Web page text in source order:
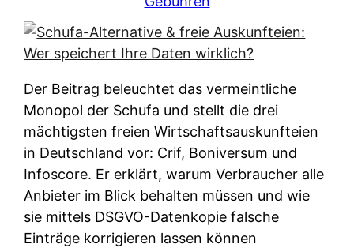
Der Beitrag beleuchtet das vermeintliche
Monopol der Schufa und stellt die drei
mächtigsten freien Wirtschaftsauskunfteien
in Deutschland vor: Crif, Boniversum und
Infoscore. Er erklärt, warum Verbraucher alle
Anbieter im Blick behalten müssen und wie
sie mittels DSGVO-Datenkopie falsche
Einträge korrigieren lassen können